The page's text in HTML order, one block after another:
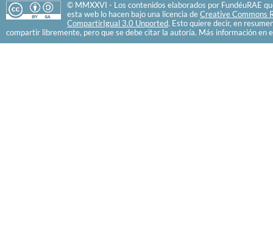
© MMXXVI - Los contenidos elaborados por FundéuRAE
esta web lo hacen bajo una licencia de Creative Commons
CompartirIgual 3.0 Unported. Esto quiere decir, en
compartir libremente, pero que se debe citar la autoría. Más información en